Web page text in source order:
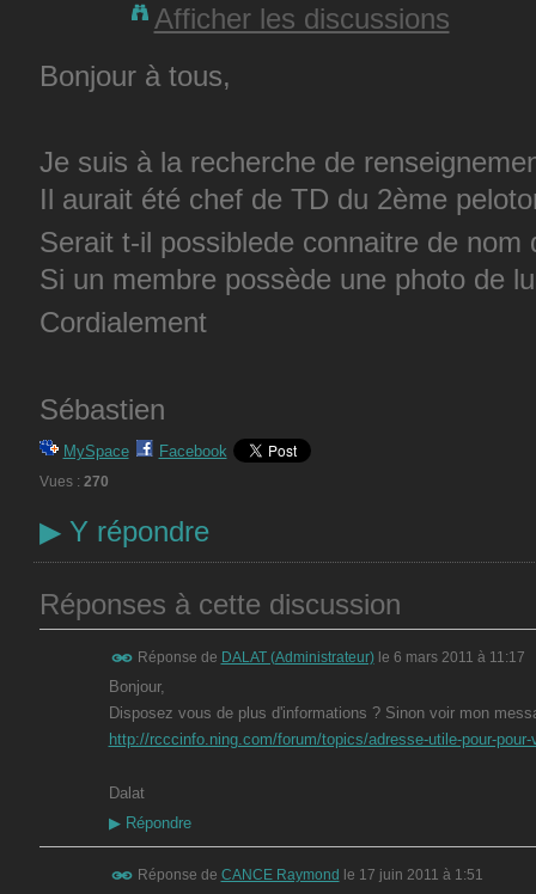
Afficher les discussions
Bonjour à tous,
Je suis à la recherche de
Il aurait été chef de TD du 2ème
Serait t-il possiblede connaitre de
Si un membre possède une photo de
Cordialement
Sébastien
MySpace Facebook
Vues : 270
▶Y répondre
Réponses à cette discussion
Réponse de DALAT (Administrateur)le 6 mars 2011 à 11:17
Bonjour,
Disposez vous de plus d'informations ? Sinon voir mon
http://rcccinfo.ning.com/forum/topics/adresse-utile-pour-pour-
Dalat
▶Répondre
Réponse de CANCE Raymond le 17 juin 2011 à 1:51